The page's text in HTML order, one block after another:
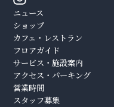
ニュース
ショップ
カフェ・レストラン
フロアガイド
サービス・施設案内
アクセス・パーキング
営業時間
スタッフ募集